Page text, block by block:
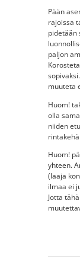
Pään
rajoissa
pidetään
paljon
muuteta
Huom!
olla
niiden
Huom!
yhteen.
(laaja
ilmaa ei
Jotta